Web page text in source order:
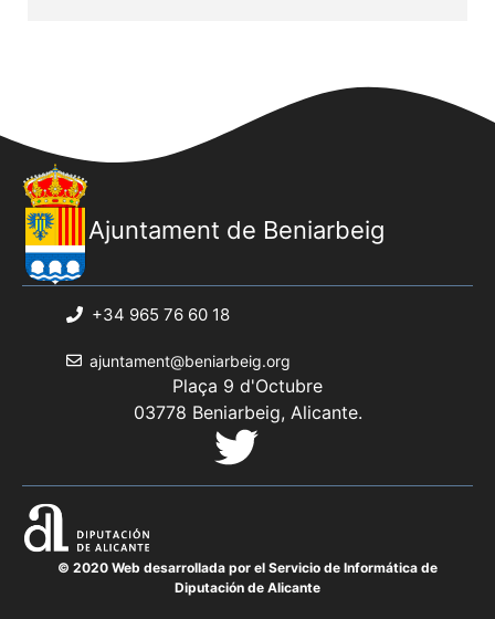
Ajuntament de Beniarbeig
+34 965 76 60 18
ajuntament@beniarbeig.org
Plaça 9 d'Octubre
03778 Beniarbeig, Alicante.
© 2020 Web desarrollada por el Servicio de Informática de
Diputación de Alicante